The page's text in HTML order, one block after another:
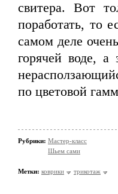
свитера. Вот
поработать, то
самом деле
горячей воде,
по цветовой
Рубрики: Мастер-класс
Шьем сами
Метки: коврики трикотаж